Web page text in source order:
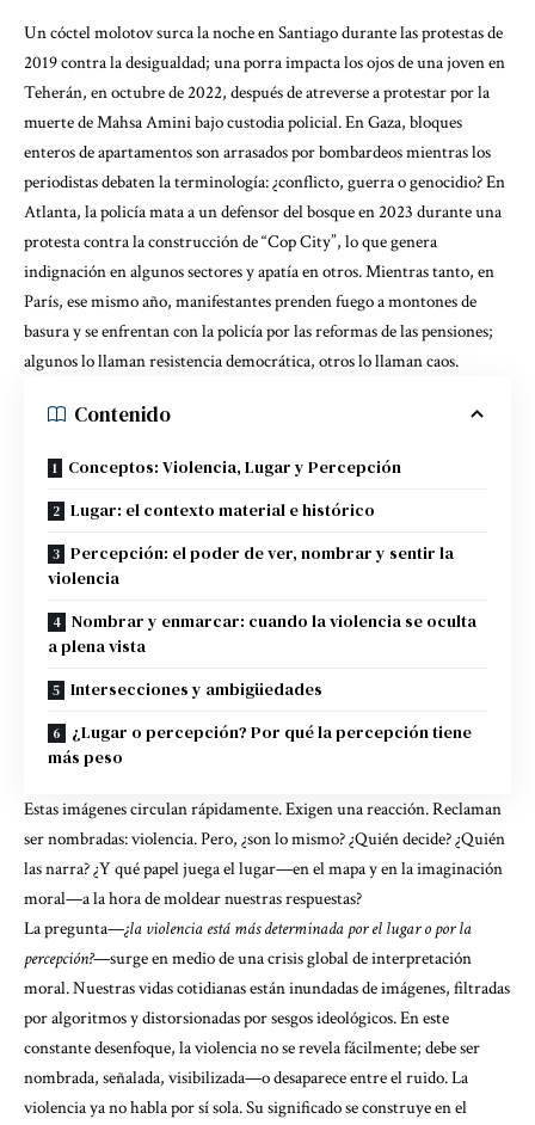
Un cóctel molotov surca la noche en Santiago durantelas protestas de
2019 contra la desigualdad; una porra impacta los ojos deuna joven en
Teherán, en octubre de 2022, después de atreverse a protestar por la
muerte de Mahsa Amini bajo custodia policial. En Gaza, bloques
enteros de apartamentos son arrasados por bombardeos mientras los
periodistas debaten la terminología:¿conflicto, guerra o genocidio?En
Atlanta, la policía mata a un defensor del bosqueen 2023 durante una
protesta contra la construcción de “Cop City”, lo que genera
indignación en algunos sectores y apatía en otros. Mientras tanto, en
París, ese mismo año, manifestantes prenden fuego a montones de
basura y se enfrentan con la policíapor las reformas de las pensiones;
algunos lo llaman resistencia democrática, otros lo llaman caos.
Contenido
Conceptos: Violencia, Lugar y Percepción
Lugar: el contexto material e histórico
Percepción: el poder de ver, nombrar y sentir la
violencia
Nombrar y enmarcar: cuando la violencia se oculta
a plena vista
Intersecciones y ambigüedades
¿Lugar o percepción? Por qué la percepción tiene
más peso
Estas imágenes circulan rápidamente. Exigen una reacción. Reclaman
ser nombradas: violencia. Pero, ¿son lo mismo? ¿Quién decide? ¿Quién
las narra? ¿Y qué papel juega el lugar—en el mapa y en la imaginación
moral—a la hora de moldear nuestras respuestas?
La pregunta—¿la violencia está más determinada por el lugar o por la
percepción?—surge en medio de una crisis global de interpretación
moral. Nuestras vidas cotidianas están inundadas de imágenes, filtradas
por algoritmos y distorsionadas por sesgos ideológicos. En este
constante desenfoque, la violencia no se revela fácilmente; debe ser
nombrada, señalada, visibilizada—o desaparece entre el ruido. La
violencia ya no habla por sí sola. Su significado se construye en el